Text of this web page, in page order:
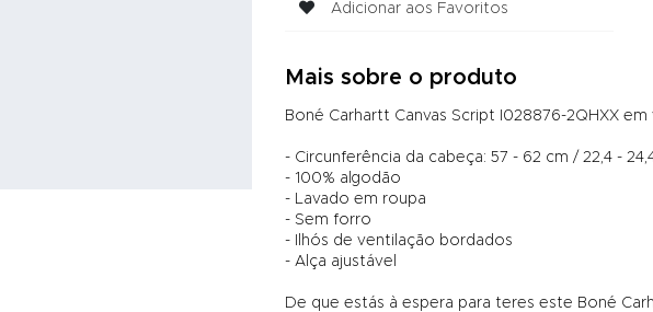
Adicionar aos Favoritos
Mais sobre o produto
Boné Carhartt Canvas Script I028876-2QHXX em
- Circunferência da cabeça: 57 - 62 cm / 22,4 -
- 100% algodão
- Lavado em roupa
- Sem forro
- Ilhós de ventilação bordados
- Alça ajustável
De que estás à espera para teres este Boné